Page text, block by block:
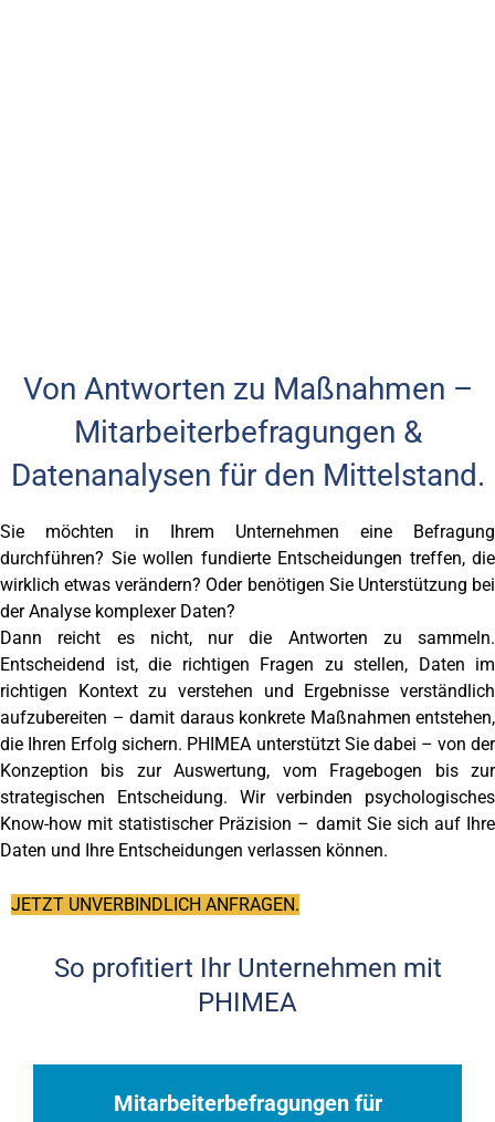
Von Antworten zu Maßnahmen –
Mitarbeiterbefragungen &
Datenanalysen für den Mittelstand.
Sie möchten in Ihrem Unternehmen eine Befragung
durchführen? Sie wollen fundierte Entscheidungen treffen, die
wirklich etwas verändern? Oder benötigen Sie Unterstützung bei
der Analyse komplexer Daten?
Dann reicht es nicht, nur die Antworten zu sammeln.
Entscheidend ist, die richtigen Fragen zu stellen, Daten im
richtigen Kontext zu verstehen und Ergebnisse verständlich
aufzubereiten – damit daraus konkrete Maßnahmen entstehen,
die Ihren Erfolg sichern. PHIMEA unterstützt Sie dabei – von der
Konzeption bis zur Auswertung, vom Fragebogen bis zur
strategischen Entscheidung. Wir verbinden psychologisches
Know-how mit statistischer Präzision – damit Sie sich auf Ihre
Daten und Ihre Entscheidungen verlassen können.
JETZT UNVERBINDLICH ANFRAGEN.
So profitiert Ihr Unternehmen mit
PHIMEA
Mitarbeiterbefragungen für